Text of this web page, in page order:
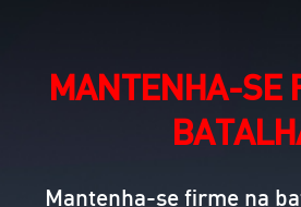
MANTENHA-SE
Mantenha-se firme na